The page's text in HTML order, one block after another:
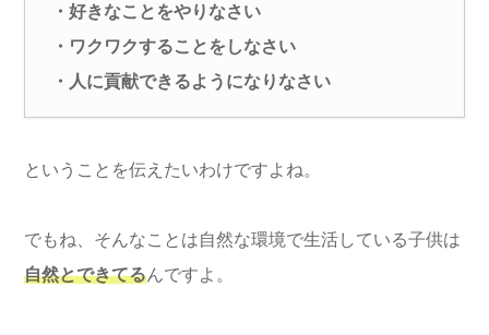
・好きなことをやりなさい
・ワクワクすることをしなさい
・人に貢献できるようになりなさい
ということを伝えたいわけですよね。
でもね、そんなことは自然な環境で生活している子供は
自然とできてるんですよ。